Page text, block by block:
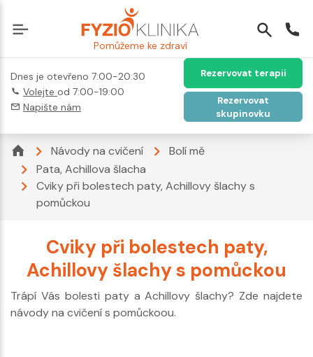
Pomůžeme ke zdraví
Dnes je otevřeno 7:00-20:30
Volejte od 7:00-19:00
Napište nám
Rezervovat terapii
Rezervovat
skupinovku
Návody na cvičení
Bolí mě
Pata, Achillova šlacha
Cviky při bolestech paty, Achillovy šlachy s
pomůckou
Cviky při bolestech paty,
Achillovy šlachy s pomůckou
Trápí Vás bolesti paty a Achillovy šlachy? Zde najdete
návody na cvičení s pomůckoou.